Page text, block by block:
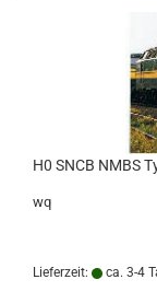
H0 SNCB NMBS
wq
Lieferzeit: ca. 3-4